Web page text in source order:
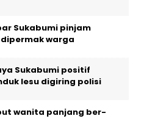
Sukabumi pinjam
warga
Sukabumi positif
lesu digiring polisi
wanita panjang ber-